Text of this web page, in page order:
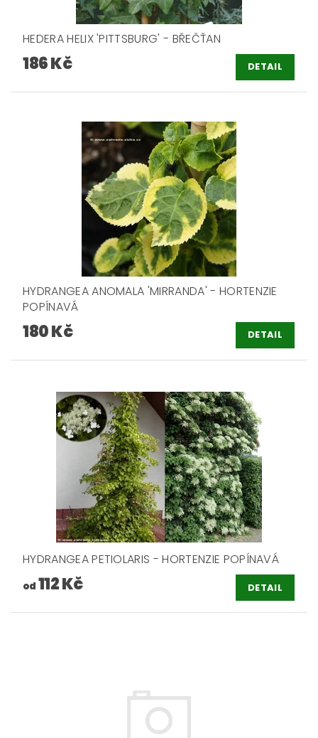
HEDERA HELIX 'PITTSBURG' - BŘEČŤAN
186 Kč DETAIL
HYDRANGEA ANOMALA 'MIRRANDA' - HORTENZIE
POPÍNAVÁ
180 Kč DETAIL
HYDRANGEA PETIOLARIS - HORTENZIE POPÍNAVÁ
od 112 Kč DETAIL